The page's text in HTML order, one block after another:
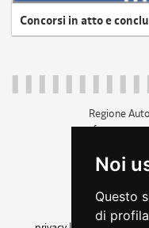
Noi
Questo
di
Concorsi in atto e
Regione
c.f.